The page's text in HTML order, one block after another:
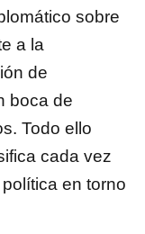
sobre
a la
de
boca de
Todo ello
cada vez
en torno